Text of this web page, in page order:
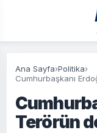
Ana Sayfa›Politika›
Cumhurbaşkanı
Terörün